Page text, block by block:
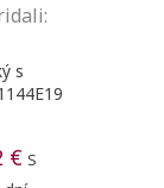
s
€ S
Pridať